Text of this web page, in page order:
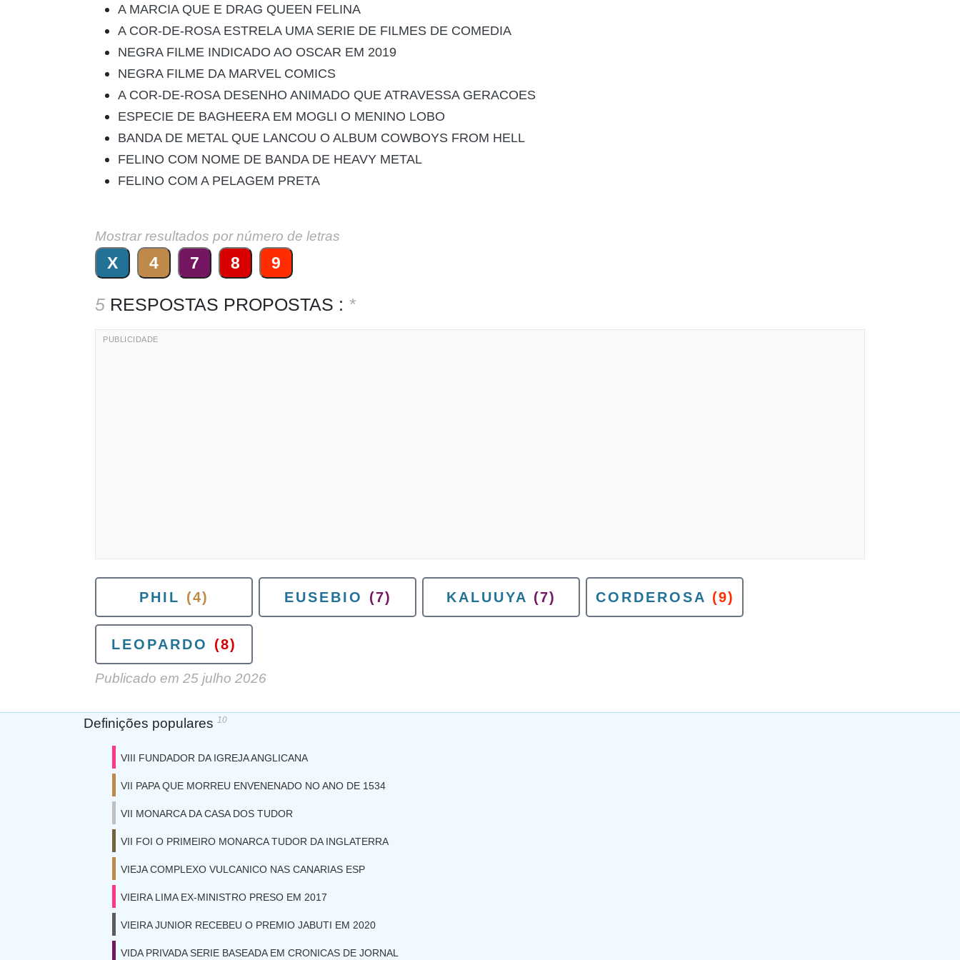
A MARCIA QUE E DRAG QUEEN FELINA
A COR-DE-ROSA ESTRELA UMA SERIE DE FILMES DE COMEDIA
NEGRA FILME INDICADO AO OSCAR EM 2019
NEGRA FILME DA MARVEL COMICS
A COR-DE-ROSA DESENHO ANIMADO QUE ATRAVESSA GERACOES
ESPECIE DE BAGHEERA EM MOGLI O MENINO LOBO
BANDA DE METAL QUE LANCOU O ALBUM COWBOYS FROM HELL
FELINO COM NOME DE BANDA DE HEAVY METAL
FELINO COM A PELAGEM PRETA
Mostrar resultados por número de letras
X 4 7 8 9
5 RESPOSTAS PROPOSTAS : *
PHIL (4) EUSEBIO (7) KALUUYA (7) CORDEROSA (9)
LEOPARDO (8)
Publicado em 25 julho 2026
Definições populares 10
VIII FUNDADOR DA IGREJA ANGLICANA
VII PAPA QUE MORREU ENVENENADO NO ANO DE 1534
VII MONARCA DA CASA DOS TUDOR
VII FOI O PRIMEIRO MONARCA TUDOR DA INGLATERRA
VIEJA COMPLEXO VULCANICO NAS CANARIAS ESP
VIEIRA LIMA EX-MINISTRO PRESO EM 2017
VIEIRA JUNIOR RECEBEU O PREMIO JABUTI EM 2020
VIDA PRIVADA SERIE BASEADA EM CRONICAS DE JORNAL